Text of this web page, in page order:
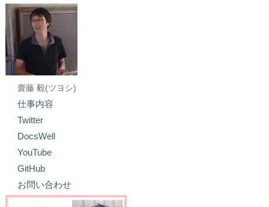
齋藤 毅(ツヨシ)
仕事内容
Twitter
DocsWell
YouTube
GitHub
お問い合わせ